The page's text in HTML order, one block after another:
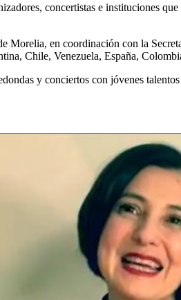
concertistas e instituciones
Morelia, en coordinación con la
Chile, Venezuela, España,
y conciertos con jóvenes